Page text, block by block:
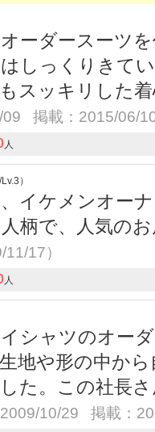
ーダースーツ
はしっくりきて
スッキリした
09 掲載：2015/06/
人
）
イケメンオー
柄で、人気の
17）
人
シャツのオー
地や形の中か
た。この社長
:2009/10/29 掲載：